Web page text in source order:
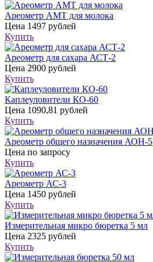
Ареометр АМТ для молока
Цена 1497 рублей
Купить
Ареометр для сахара АСТ-2
Цена 2900 рублей
Купить
Каплеуловители КО-60
Цена 1090,81 рублей
Купить
Ареометр общего назначения АОН-5
Цена по запросу
Купить
Ареометр АС-3
Цена 1450 рублей
Купить
Измерительная микро бюретка 5 мл
Цена 2325 рублей
Купить